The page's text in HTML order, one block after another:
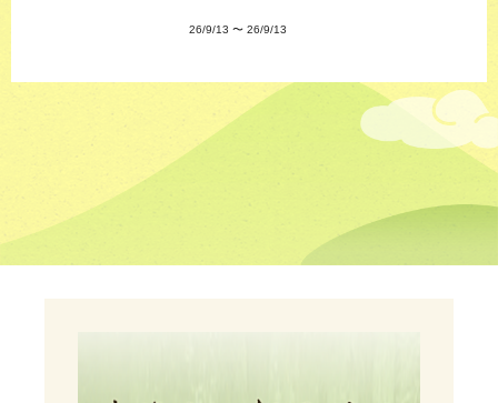
26/9/13 〜 26/9/13